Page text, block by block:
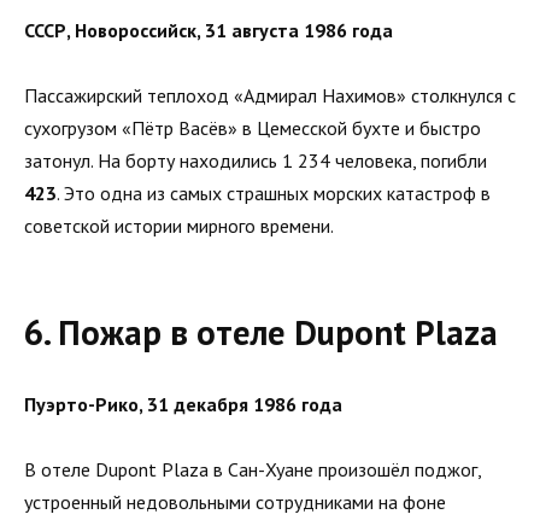
СССР, Новороссийск, 31 августа 1986 года
Пассажирский теплоход «Адмирал Нахимов» столкнулся с
сухогрузом «Пётр Васёв» в Цемесской бухте и быстро
затонул. На борту находились 1 234 человека, погибли
423. Это одна из самых страшных морских катастроф в
советской истории мирного времени.
6. Пожар в отеле Dupont Plaza
Пуэрто-Рико, 31 декабря 1986 года
В отеле Dupont Plaza в Сан-Хуане произошёл поджог,
устроенный недовольными сотрудниками на фоне